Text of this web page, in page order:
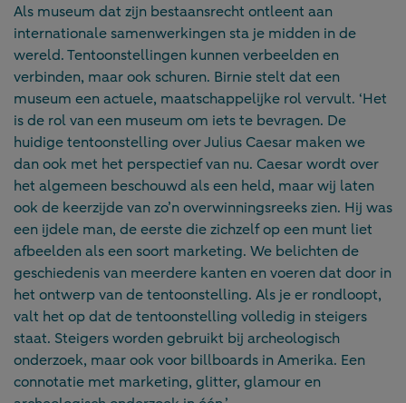
Als museum dat zijn bestaansrecht ontleent aan
internationale samenwerkingen sta je midden in de
wereld. Tentoonstellingen kunnen verbeelden en
verbinden, maar ook schuren. Birnie stelt dat een
museum een actuele, maatschappelijke rol vervult. ‘Het
is de rol van een museum om iets te bevragen. De
huidige tentoonstelling over Julius Caesar maken we
dan ook met het perspectief van nu. Caesar wordt over
het algemeen beschouwd als een held, maar wij laten
ook de keerzijde van zo’n overwinningsreeks zien. Hij was
een ijdele man, de eerste die zichzelf op een munt liet
afbeelden als een soort marketing. We belichten de
geschiedenis van meerdere kanten en voeren dat door in
het ontwerp van de tentoonstelling. Als je er rondloopt,
valt het op dat de tentoonstelling volledig in steigers
staat. Steigers worden gebruikt bij archeologisch
onderzoek, maar ook voor billboards in Amerika. Een
connotatie met marketing, glitter, glamour en